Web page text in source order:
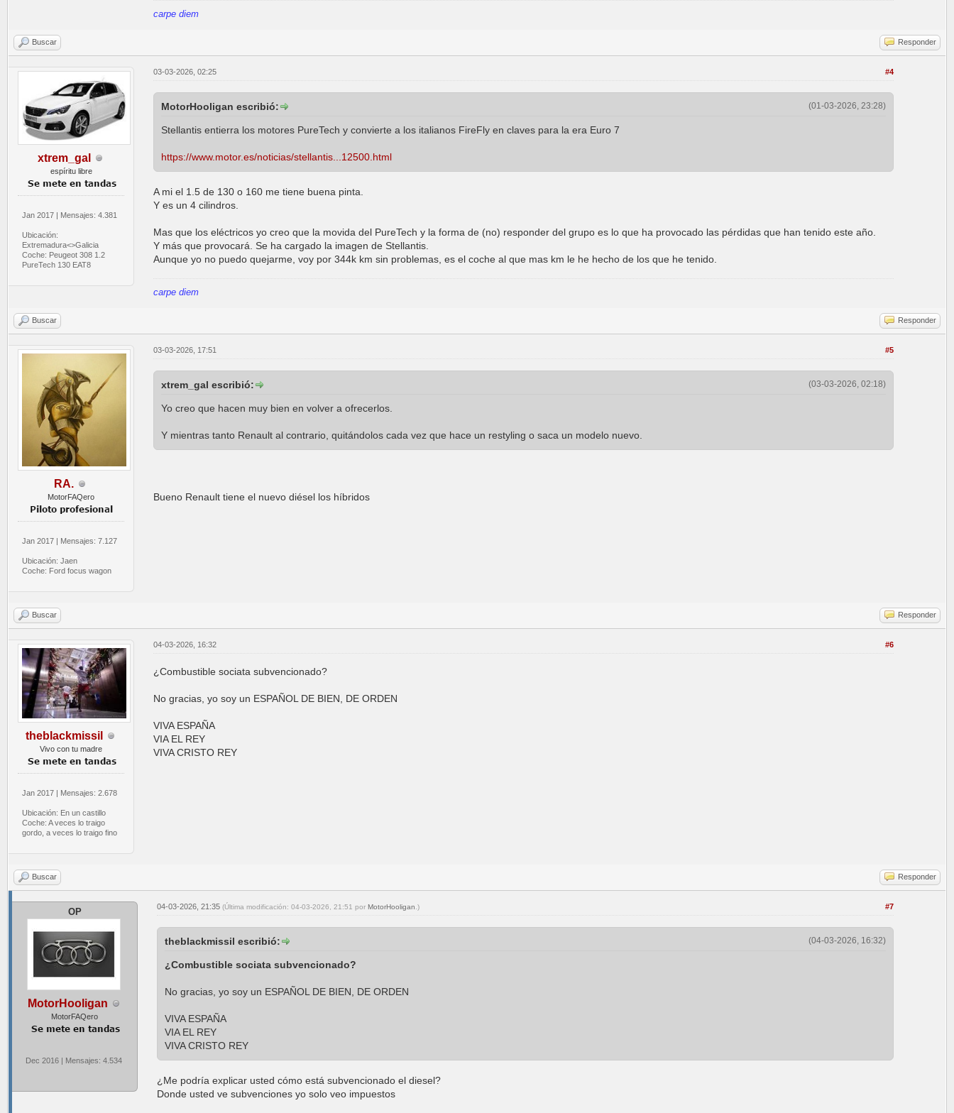
carpe diem
Buscar Responder
xtrem_gal
espíritu libre
Jan 2017 | Mensajes: 4.381
Ubicación:
Extremadura<>Galicia
Coche: Peugeot 308 1.2
PureTech 130 EAT8
#4
03-03-2026, 02:25
(01-03-2026, 23:28)
MotorHooligan escribió:
Stellantis entierra los motores PureTech y convierte a los italianos FireFly en claves para la era Euro 7
https://www.motor.es/noticias/stellantis...12500.html
A mi el 1.5 de 130 o 160 me tiene buena pinta.
Y es un 4 cilindros.
Mas que los eléctricos yo creo que la movida del PureTech y la forma de (no) responder del grupo es lo que ha provocado las pérdidas que han tenido este año.
Y más que provocará. Se ha cargado la imagen de Stellantis.
Aunque yo no puedo quejarme, voy por 344k km sin problemas, es el coche al que mas km le he hecho de los que he tenido.
carpe diem
Buscar Responder
RA.
MotorFAQero
Jan 2017 | Mensajes: 7.127
Ubicación: Jaen
Coche: Ford focus wagon
#5
03-03-2026, 17:51
(03-03-2026, 02:18)
xtrem_gal escribió:
Yo creo que hacen muy bien en volver a ofrecerlos.
Y mientras tanto Renault al contrario, quitándolos cada vez que hace un restyling o saca un modelo nuevo.
Bueno Renault tiene el nuevo diésel los híbridos
Buscar Responder
theblackmissil
Vivo con tu madre
Jan 2017 | Mensajes: 2.678
Ubicación: En un castillo
Coche: A veces lo traigo
gordo, a veces lo traigo fino
#6
04-03-2026, 16:32
¿Combustible sociata subvencionado?
No gracias, yo soy un ESPAÑOL DE BIEN, DE ORDEN
VIVA ESPAÑA
VIA EL REY
VIVA CRISTO REY
Buscar Responder
OP
MotorHooligan
MotorFAQero
Dec 2016 | Mensajes: 4.534
#7
04-03-2026, 21:35 (Última modificación: 04-03-2026, 21:51 por MotorHooligan .)
(04-03-2026, 16:32)
theblackmissil escribió:
¿Combustible sociata subvencionado?
No gracias, yo soy un ESPAÑOL DE BIEN, DE ORDEN
VIVA ESPAÑA
VIA EL REY
VIVA CRISTO REY
¿Me podría explicar usted cómo está subvencionado el diesel?
Donde usted ve subvenciones yo solo veo impuestos